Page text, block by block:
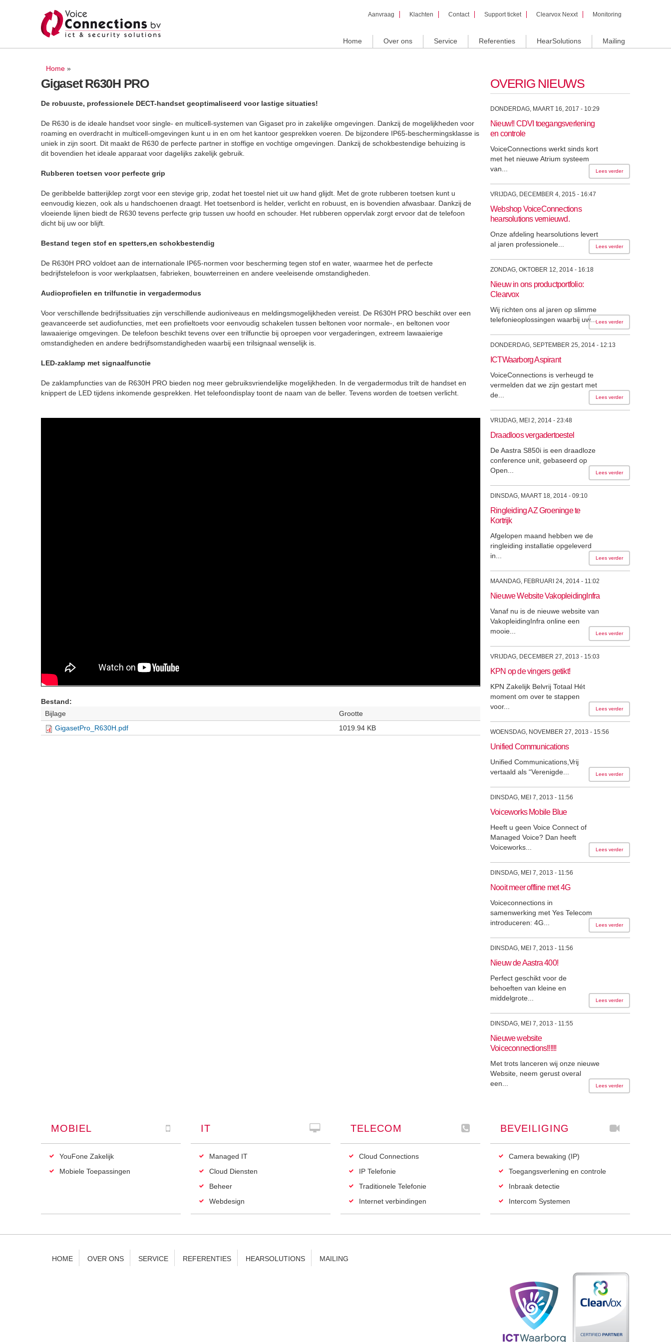
Aanvraag Klachten Contact Support ticket Clearvox Nexxt Monitoring
Home Over ons Service Referenties HearSolutions Mailing
U bent hier
Home »
Gigaset R630H PRO
De robuuste, professionele DECT-handset geoptimaliseerd voor lastige situaties!
De R630 is de ideale handset voor single- en multicell-systemen van Gigaset pro in zakelijke omgevingen. Dankzij de mogelijkheden voor
roaming en overdracht in multicell-omgevingen kunt u in en om het kantoor gesprekken voeren. De bijzondere IP65-beschermingsklasse is
uniek in zijn soort. Dit maakt de R630 de perfecte partner in stoffige en vochtige omgevingen. Dankzij de schokbestendige behuizing is
dit bovendien het ideale apparaat voor dagelijks zakelijk gebruik.
Rubberen toetsen voor perfecte grip
De geribbelde batterijklep zorgt voor een stevige grip, zodat het toestel niet uit uw hand glijdt. Met de grote rubberen toetsen kunt u
eenvoudig kiezen, ook als u handschoenen draagt. Het toetsenbord is helder, verlicht en robuust, en is bovendien afwasbaar. Dankzij de
vloeiende lijnen biedt de R630 tevens perfecte grip tussen uw hoofd en schouder. Het rubberen oppervlak zorgt ervoor dat de telefoon
dicht bij uw oor blijft.
Bestand tegen stof en spetters,en schokbestendig
De R630H PRO voldoet aan de internationale IP65-normen voor bescherming tegen stof en water, waarmee het de perfecte
bedrijfstelefoon is voor werkplaatsen, fabrieken, bouwterreinen en andere veeleisende omstandigheden.
Audioprofielen en trilfunctie in vergadermodus
Voor verschillende bedrijfssituaties zijn verschillende audioniveaus en meldingsmogelijkheden vereist. De R630H PRO beschikt over een
geavanceerde set audiofuncties, met een profieltoets voor eenvoudig schakelen tussen beltonen voor normale-, en beltonen voor
lawaaierige omgevingen. De telefoon beschikt tevens over een trilfunctie bij oproepen voor vergaderingen, extreem lawaaierige
omstandigheden en andere bedrijfsomstandigheden waarbij een trilsignaal wenselijk is.
LED-zaklamp met signaalfunctie
De zaklampfuncties van de R630H PRO bieden nog meer gebruiksvriendelijke mogelijkheden. In de vergadermodus trilt de handset en
knippert de LED tijdens inkomende gesprekken. Het telefoondisplay toont de naam van de beller. Tevens worden de toetsen verlicht.
Bestand:
Bijlage
Grootte
GigasetPro_R630H.pdf
1019.94 KB
OVERIG NIEUWS
DONDERDAG, MAART 16, 2017 - 10:29
Nieuw!! CDVI toegangsverlening
en controle
VoiceConnections werkt sinds kort
met het nieuwe Atrium systeem
van...
Lees verder
VRIJDAG, DECEMBER 4, 2015 - 16:47
Webshop VoiceConnections
hearsolutions vernieuwd.
Onze afdeling hearsolutions levert
al jaren professionele...
Lees verder
ZONDAG, OKTOBER 12, 2014 - 16:18
Nieuw in ons productportfolio:
Clearvox
Wij richten ons al jaren op slimme
telefonieoplossingen waarbij uw...Lees verder
DONDERDAG, SEPTEMBER 25, 2014 - 12:13
ICTWaarborg Aspirant
VoiceConnections is verheugd te
vermelden dat we zijn gestart met
de...
Lees verder
VRIJDAG, MEI 2, 2014 - 23:48
Draadloos vergadertoestel
De Aastra S850i is een draadloze
conference unit, gebaseerd op
Open...
Lees verder
DINSDAG, MAART 18, 2014 - 09:10
Ringleiding AZ Groeninge te
Kortrijk
Afgelopen maand hebben we de
ringleiding installatie opgeleverd
in...
Lees verder
MAANDAG, FEBRUARI 24, 2014 - 11:02
Nieuwe Website VakopleidingInfra
Vanaf nu is de nieuwe website van
VakopleidingInfra online een
mooie...
Lees verder
VRIJDAG, DECEMBER 27, 2013 - 15:03
KPN op de vingers getikt!
KPN Zakelijk Belvrij Totaal Hét
moment om over te stappen
voor...
Lees verder
WOENSDAG, NOVEMBER 27, 2013 - 15:56
Unified Communications
Unified Communications,Vrij
vertaald als “Verenigde...
Lees verder
DINSDAG, MEI 7, 2013 - 11:56
Voiceworks Mobile Blue
Heeft u geen Voice Connect of
Managed Voice? Dan heeft
Voiceworks...
Lees verder
DINSDAG, MEI 7, 2013 - 11:56
Nooit meer offline met 4G
Voiceconnections in
samenwerking met Yes Telecom
introduceren: 4G...
Lees verder
DINSDAG, MEI 7, 2013 - 11:56
Nieuw de Aastra 400!
Perfect geschikt voor de
behoeften van kleine en
middelgrote...
Lees verder
DINSDAG, MEI 7, 2013 - 11:55
Nieuwe website
Voiceconnections!!!!!!
Met trots lanceren wij onze nieuwe
Website, neem gerust overal
een...
Lees verder
MOBIEL
YouFone Zakelijk
Mobiele Toepassingen
IT
Managed IT
Cloud Diensten
Beheer
Webdesign
TELECOM
Cloud Connections
IP Telefonie
Traditionele Telefonie
Internet verbindingen
BEVEILIGING
Camera bewaking (IP)
Toegangsverlening en controle
Inbraak detectie
Intercom Systemen
HOME OVER ONS SERVICE REFERENTIES HEARSOLUTIONS MAILING